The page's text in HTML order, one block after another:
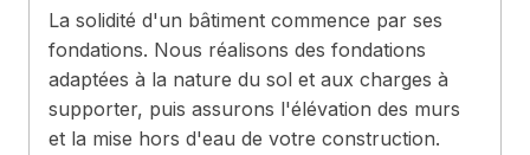
La solidité d'un bâtiment commence par ses
fondations. Nous réalisons des fondations
adaptées à la nature du sol et aux charges à
supporter, puis assurons l'élévation des murs
et la mise hors d'eau de votre construction.